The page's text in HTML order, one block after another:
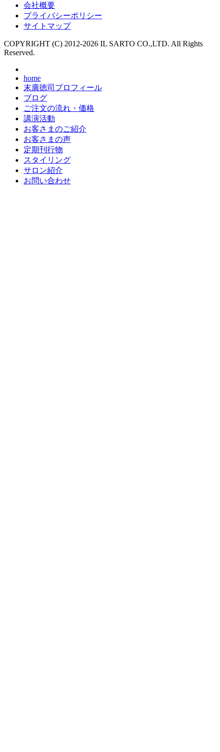
会社概要
プライバシーポリシー
サイトマップ
COPYRIGHT (C) 2012-2026 IL SARTO CO.,LTD. All Rights
Reserved.
home
末廣徳司プロフィール
ブログ
ご注文の流れ・価格
講演活動
お客さまのご紹介
お客さまの声
定期刊行物
スタイリング
サロン紹介
お問い合わせ